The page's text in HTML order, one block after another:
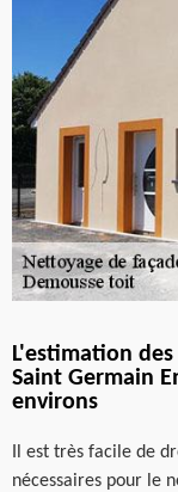
L'estimation
Saint Germain
environs
Il est très facile de
nécessaires pour le